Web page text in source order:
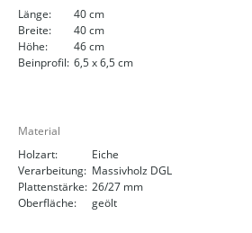
Länge:
40 cm
Breite:
40 cm
Höhe:
46 cm
Beinprofil: 6,5 x 6,5 cm
Material
Holzart:
Eiche
Verarbeitung: Massivholz DGL
Plattenstärke: 26/27 mm
Oberfläche:
geölt